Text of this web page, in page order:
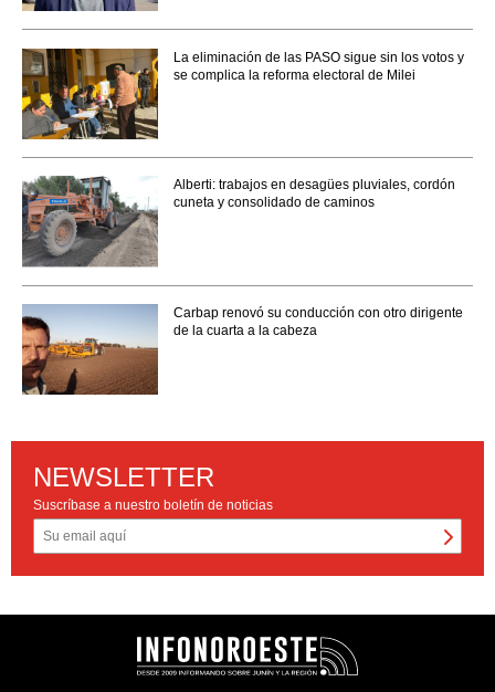
La eliminación de las PASO sigue sin los votos y
se complica la reforma electoral de Milei
Alberti: trabajos en desagües pluviales, cordón
cuneta y consolidado de caminos
Carbap renovó su conducción con otro dirigente
de la cuarta a la cabeza
NEWSLETTER
Suscríbase a nuestro boletín de noticias